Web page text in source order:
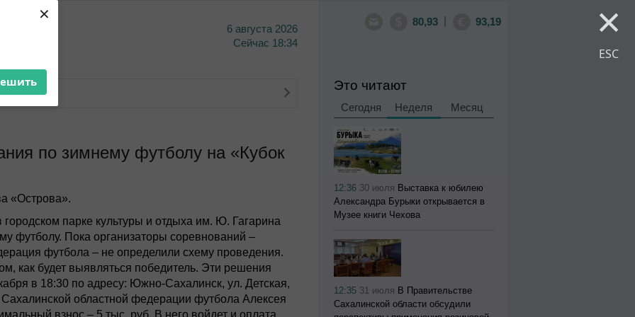
× ×
ESC
6 августа 2026
Сейчас 18:34
80,93 93,19
банкинга
по зимнему футболу на «Кубок
«Острова».
парке культуры и отдыха им. Ю. Гагарина
футболу. Пока организаторы соревнований –
футбола – не определили схему проведения.
как будет выявляться победитель. Эти решения
в 18:30 по адресу: Южно-Сахалинск, ул. Детская,
областной федерации футбола Алексея
взнос – 5 тыс. руб. В него войдет и оплата
Это читают
Сегодня Неделя Месяц
12:36 30 июля Выставка к юбилею
Александра Бурыки открывается в
Музее книги Чехова
12:35 31 июля В Правительстве
Сахалинской области обсудили